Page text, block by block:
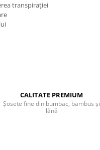
transpirației
CALITATE PREMIUM
Șosete fine din bumbac, bambus și
lână